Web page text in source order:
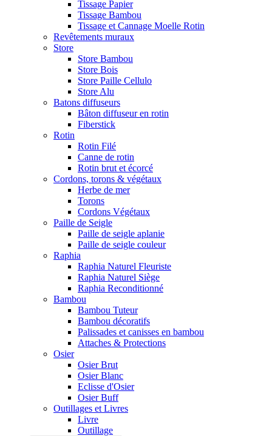
Tissage Papier
Tissage Bambou
Tissage et Cannage Moelle Rotin
Revêtements muraux
Store
Store Bambou
Store Bois
Store Paille Cellulo
Store Alu
Batons diffuseurs
Bâton diffuseur en rotin
Fiberstick
Rotin
Rotin Filé
Canne de rotin
Rotin brut et écorcé
Cordons, torons & végétaux
Herbe de mer
Torons
Cordons Végétaux
Paille de Seigle
Paille de seigle aplanie
Paille de seigle couleur
Raphia
Raphia Naturel Fleuriste
Raphia Naturel Siège
Raphia Reconditionné
Bambou
Bambou Tuteur
Bambou décoratifs
Palissades et canisses en bambou
Attaches & Protections
Osier
Osier Brut
Osier Blanc
Eclisse d'Osier
Osier Buff
Outillages et Livres
Livre
Outillage